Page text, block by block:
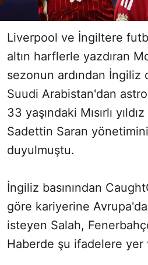
Liverpool ve İngiltere
altın harflerle yazdıran
sezonun ardından İngiliz
Suudi Arabistan'dan
33 yaşındaki Mısırlı
Sadettin Saran
duyulmuştu.
İngiliz basınından
göre kariyerine
isteyen Salah,
Haberde şu ifadelere yer